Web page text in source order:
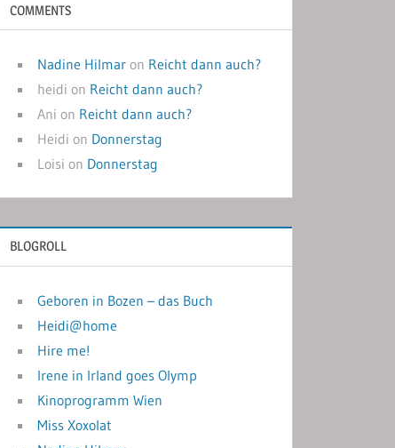
COMMENTS
Nadine Hilmar on Reicht dann auch?
heidi on Reicht dann auch?
Ani on Reicht dann auch?
Heidi on Donnerstag
Loisi on Donnerstag
BLOGROLL
Geboren in Bozen – das Buch
Heidi@home
Hire me!
Irene in Irland goes Olymp
Kinoprogramm Wien
Miss Xoxolat